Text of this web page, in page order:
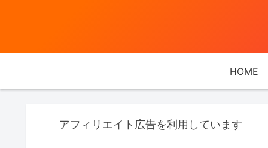
HOME
アフィリエイト広告を利用しています